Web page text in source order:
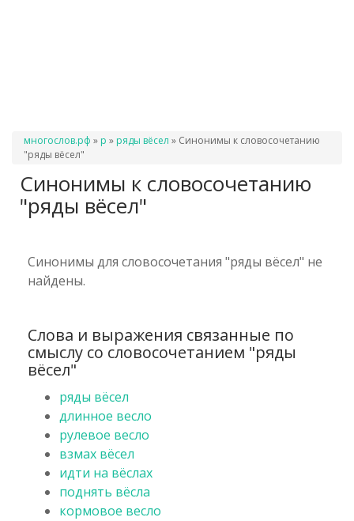
Вы
здесь
многослов.рф » р » ряды вёсел » Синонимы к словосочетанию
"ряды вёсел"
Синонимы к словосочетанию
"ряды вёсел"
Синонимы для словосочетания "ряды вёсел" не
найдены.
Слова и выражения связанные по
смыслу со словосочетанием "ряды
вёсел"
ряды вёсел
длинное весло
рулевое весло
взмах вёсел
идти на вёслах
поднять вёсла
кормовое весло